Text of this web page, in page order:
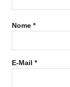
Nome *
E-Mail *